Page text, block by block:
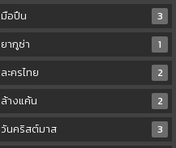
มือปืน
3
ยากูซ่า
1
ละครไทย
2
ล้างแค้น
2
วันคริสต์มาส
3